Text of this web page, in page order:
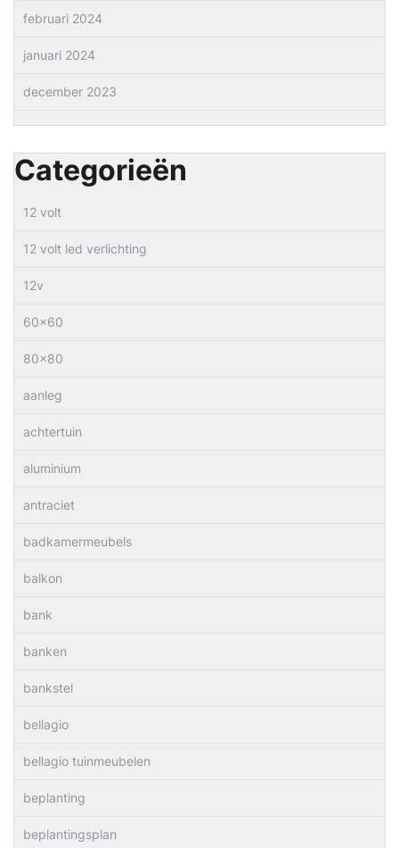
februari 2024
januari 2024
december 2023
Categorieën
12 volt
12 volt led verlichting
12v
60×60
80×80
aanleg
achtertuin
aluminium
antraciet
badkamermeubels
balkon
bank
banken
bankstel
bellagio
bellagio tuinmeubelen
beplanting
beplantingsplan